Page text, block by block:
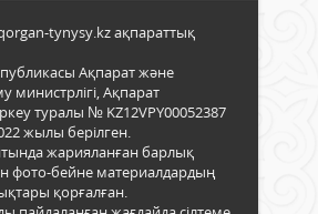
tynysy.kz ақпараттық
Ақпарат және
министрлігі, Ақпарат
туралы № KZ12VPY00052387
жылы берілген.
жарияланған барлық
фото-бейне материалдардың
қорғалған.